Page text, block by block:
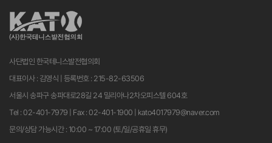
사단법인 한국테니스발전협의회
대표이사 : 김영식 | 등록번호 : 215-82-63506
서울시 송파구 송파대로28길 24 밀리아나2차오피스텔 604호
Tel : 02-401-7979 | Fax : 02-401-1900 | kato4017979@naver.com
문의/상담 가능시간 : 10:00 ~ 17:00 (토/일/공휴일 휴무)